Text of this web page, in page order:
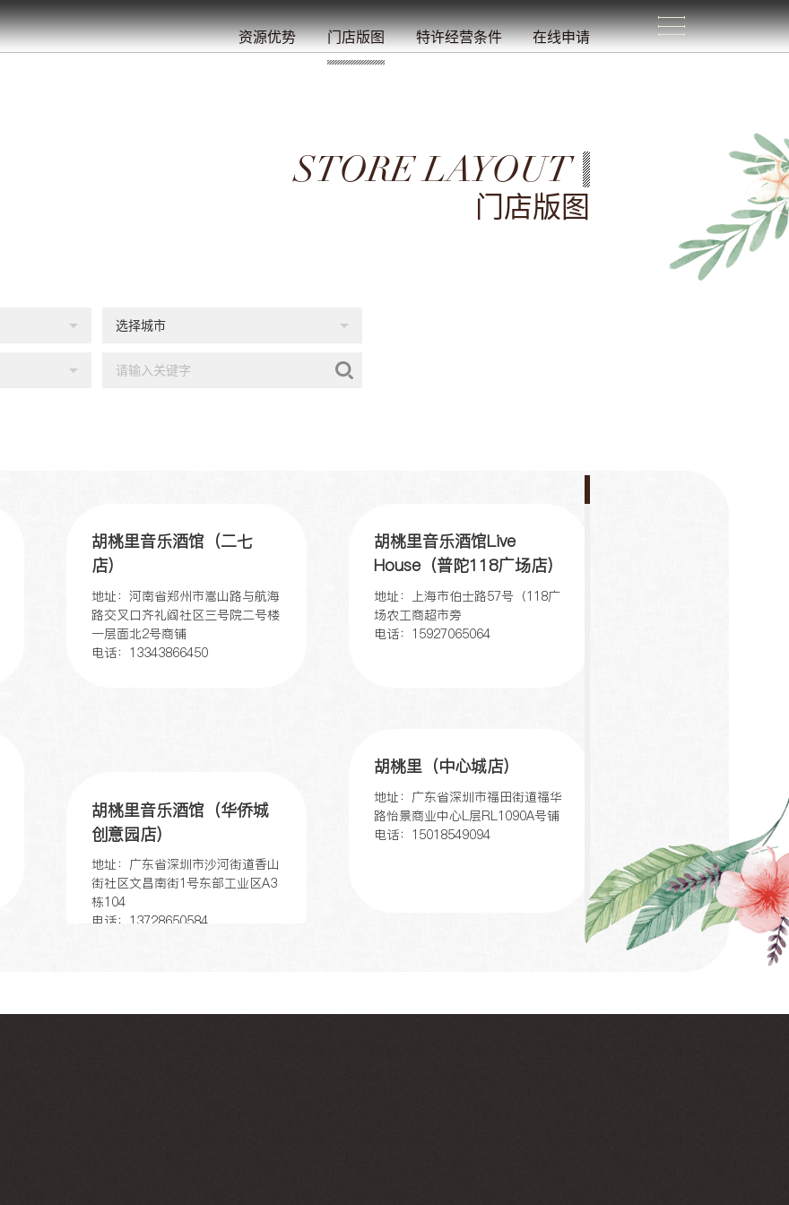
资源优势 门店版图 特许经营条件 在线申请
STORE LAYOUT
门店版图
选择城市
胡桃里音乐酒馆（二七
店）
地址：河南省郑州市嵩山路与航海
路交叉口齐礼阎社区三号院二号楼
一层面北2号商铺
电话：13343866450
胡桃里音乐酒馆Live
House（普陀118广场店）
地址：上海市伯士路57号（118广
场农工商超市旁
电话：15927065064
胡桃里音乐酒馆（华侨城
创意园店）
地址：广东省深圳市沙河街道香山
街社区文昌南街1号东部工业区A3
栋104
电话：13728650584
胡桃里（中心城店）
地址：广东省深圳市福田街道福华
路怡景商业中心L层RL1090A号铺
电话：15018549094
店）